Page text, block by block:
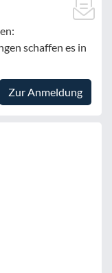
schaffen es in
Zur Anmeldung